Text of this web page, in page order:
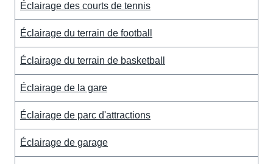
Éclairage des courts de tennis
Éclairage du terrain de football
Éclairage du terrain de basketball
Éclairage de la gare
Éclairage de parc d'attractions
Éclairage de garage